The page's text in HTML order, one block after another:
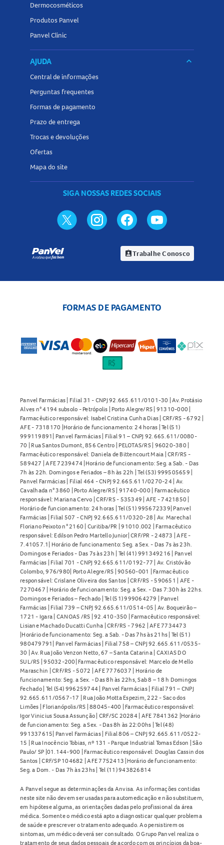
Dermocosméticos
Produtos Panvel
Panvel Clinic
AJUDA keyboard_arrow_down
Central de informações
Perguntas frequentes
Formas de pagamento
Prazo de entrega
Trocas e devoluções
Ofertas
Mapa do site
SIGA NOSSAS REDES SOCIAIS
assignment_indTrabalhe Conosco
FORMAS DE PAGAMENTO
Panvel Farmácias | Filial 31 - CNPJ 92.665.611/0101-30 | Av. Protásio
Alves n° 4194 subsolo - Petrópolis | Porto Alegre/RS | 91310-000 |
Farmacêutico responsável: Isabel Cristina Cunha Dias | CRF/RS - 6792 |
AFE - 7318170 |Horário de funcionamento: 24 horas | Tel (51)
999119891| Panvel Farmácias | Filial 91 – CNPJ 92.665.611/0080-
70 | Rua Santos Dumont, 856 Centro | PELOTAS/RS | 96020-380 |
Farmacêutico responsável: Daniela de Bittencourt Maia | CRF/RS -
589427 | AFE 7239474 |Horário de funcionamento: Seg. a Sab. - Das
7h às 22h. Domingos e Feriados – 8h às 22h | Tel (53) 999505659 |
Panvel Farmácias | Filial 464 - CNPJ 92.665.611/0270-24 | Av.
Cavalhada n° 3860 | Porto Alegre/RS | 91740-000 | Farmacêutico
responsável: Mariana Cervo | CRF/RS - 535349 | AFE - 7421850 |
Horário de funcionamento: 24 horas | Tel (51) 995672339| Panvel
Farmácias | Filial 507 - CNPJ 92.665.611/0320-28 | Av. Marechal
Floriano Peixoto n° 2160 | Curitiba/PR | 91010.002 | Farmacêutico
responsável: Edilson Pedro Martello Junior| CRF/PR - 24873 | AFE -
7.41057.1| Horário de funcionamento: Seg. a Sex. - Das 7s às 23h.
Domingos e Feriados - Das 7s às 23h | Tel (41) 991349216 | Panvel
Farmácias | Filial 701 - CNPJ 92.665.611/0192-77 | Av. Cristóvão
Colombo, 976/980| Porto Alegre/RS | 90560-001 | Farmacêutico
responsável: Crislane Oliveira dos Santos | CRF/RS - 590651 | AFE -
7270467 | Horário de funcionamento: Seg. a Sex. - Das 7:30h às 22hs.
Domingos e Feriados – Fechado | Tel (51) 999064279 | Panvel
Farmácias | Filial 739 – CNPJ 92.665.611/0514-05 | Av. Boqueirão –
1721 - Igara | CANOAS /RS | 92.410-350 | Farmacêutico responsável:
Lisiane Machado Ducatti Cunha | CRF/RS - 7962 | AFE 7734473
|Horário de funcionamento: Seg. a Sab. - Das 7hs às 21hs | Tel (51)
980479791| Panvel Farmácias | Filial 758 – CNPJ 92.665.611/0535-
30 | Av. Rua João Venzon Netto, 67 – Santa Catarina | CAXIAS DO
SUL/RS | 95032-200| Farmacêutico responsável: Marcelo de Mello
Maraschin | CRF/RS - 5072 | AFE 7776037 | Horário de
funcionamento: Seg. a Sex. - Das 8h às 22hs, Sab 8 – 18 h Domingos
Fechado | Tel (54) 996259744 | Panvel Farmácias | Filial 791 – CNPJ
92.665.611/0567-17 | Rua João Motta Espezim, 222 - Saco dos
Limões | Florianópolis/RS | 88045-400 | Farmacêutico responsável:
Igor Vinicius Sousa Assunção | CRF/SC 20284 | AFE 7841362 |Horário
de funcionamento: Seg. a Sex. - Das 8h às 22:00hs | Tel (48)
991337615| Panvel Farmácias | Filial 806 – CNPJ 92.665.611/0522-
15 | Rua Inocêncio Tobias, nº 131 - Parque Industrial Tomas Edson | São
Paulo/ SP |01.144-900 | Farmacêutico responsável: Douglas Cassin dos
Santos | CRF/SP 104682 | AFE 7752413 |Horário de funcionamento:
Seg. a Dom. - Das 7h às 23hs | Tel (11) 943826814
A Panvel segue as determinações da Anvisa. As informações contidas
neste site não devem ser usadas para automedicação e não substituem,
em hipótese alguma, as orientações dadas pelo profissional da área
médica. Somente o médico está apto a diagnosticar qualquer problema
de saúde e prescrever o tratamento adequado. Ao persistirem os
sintomas, um médico deverá ser consultado. O Grupo Panvel realiza o
tratamento de seus dados pessoais de acordo com os princípios da boa-